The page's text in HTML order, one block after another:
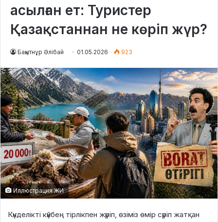
асылған ет: Туристер
Қазақстаннан не көріп жүр?
Бақытнұр Әлібай 01.05.2026 923
Иллюстрация ЖИ
Күнделікті күйбең тірлікпен жүріп, өзіміз өмір сүріп жатқан